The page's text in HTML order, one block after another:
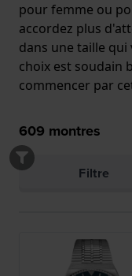
pour femme ou
accordez plus
dans une taille qui
choix est soudain
commencer par
609 montres
Filtre